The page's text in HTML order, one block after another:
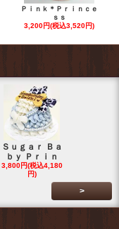
Ｐｉｎｋ＊Ｐｒｉｎｃｅ
ｓｓ
3,200円(税込3,520円)
Ｓｕｇａｒ Ｂａ
ｂｙ Ｐｒｉｎ
3,800円(税込4,180
円)
>